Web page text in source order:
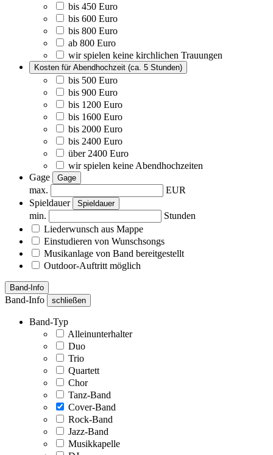
bis 450 Euro
bis 600 Euro
bis 800 Euro
ab 800 Euro
wir spielen keine kirchlichen Trauungen
Kosten für Abendhochzeit (ca. 5 Stunden)
bis 500 Euro
bis 900 Euro
bis 1200 Euro
bis 1600 Euro
bis 2000 Euro
bis 2400 Euro
über 2400 Euro
wir spielen keine Abendhochzeiten
Gage
Gage
max.
EUR
Spieldauer
Spieldauer
min.
Stunden
Liederwunsch aus Mappe
Einstudieren von Wunschsongs
Musikanlage von Band bereitgestellt
Outdoor-Auftritt möglich
Band-Info
Band-Info schließen
Band-Typ
Alleinunterhalter
Duo
Trio
Quartett
Chor
Tanz-Band
Cover-Band
Rock-Band
Jazz-Band
Musikkapelle